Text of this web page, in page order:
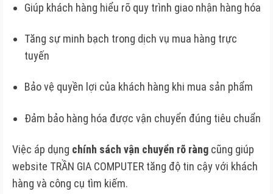
Giúp khách hàng hiểu rõ quy trình giao nhận hàng hóa
Tăng sự minh bạch trong dịch vụ mua hàng trực
tuyến
Bảo vệ quyền lợi của khách hàng khi mua sản phẩm
Đảm bảo hàng hóa được vận chuyển đúng tiêu chuẩn
Việc áp dụng chính sách vận chuyển rõ ràng cũng giúp
website TRẦN GIA COMPUTER tăng độ tin cậy với khách
hàng và công cụ tìm kiếm.